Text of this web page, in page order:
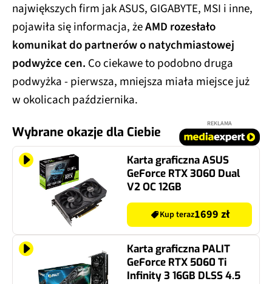
największych firm jak ASUS, GIGABYTE, MSI i inne,
pojawiła się informacja, żeAMD rozesłało
komunikat do partnerów o natychmiastowej
podwyżce cen. Co ciekawe to podobno druga
podwyżka - pierwsza, mniejsza miała miejsce już
w okolicach października.
Wybrane okazje dla Ciebie
REKLAMA
Karta graficzna ASUS
GeForce RTX 3060 Dual
V2 OC 12GB
Kup teraz1699 zł
Karta graficzna PALIT
GeForce RTX 5060 Ti
Infinity 3 16GB DLSS 4.5